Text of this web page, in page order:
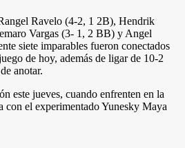
Ravelo (4-2, 1 2B), Hendrik
Vargas (3- 1, 2 BB) y Angel
siete imparables fueron conectados
de hoy, además de ligar de 10-2
anotar.
este jueves, cuando enfrenten en la
con el experimentado Yunesky Maya